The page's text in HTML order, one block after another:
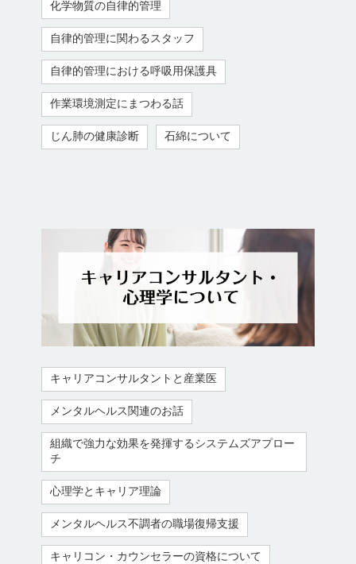
化学物質の自律的管理
自律的管理に関わるスタッフ
自律的管理における呼吸用保護具
作業環境測定にまつわる話
じん肺の健康診断 石綿について
キャリアコンサルタントと産業医
メンタルヘルス関連のお話
組織で強力な効果を発揮するシステムズアプロー
チ
心理学とキャリア理論
メンタルヘルス不調者の職場復帰支援
キャリコン・カウンセラーの資格について